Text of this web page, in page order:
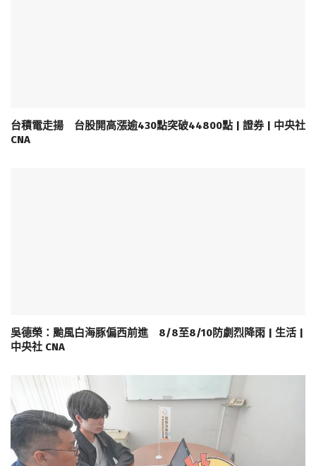
台積電走揚 台股開高漲逾430點突破44800點 | 證券 | 中央社
CNA
吳德榮：颱風白海豚偏西前進 8/8至8/10防劇烈降雨 | 生活 |
中央社 CNA